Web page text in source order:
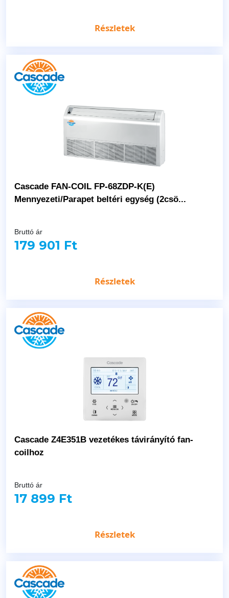
Részletek
Cascade FAN-COIL FP-68ZDP-K(E)
Mennyezeti/Parapet beltéri egység (2csö...
Bruttó ár
179 901 Ft
Részletek
Cascade Z4E351B vezetékes távirányító fan-
coilhoz
Bruttó ár
17 899 Ft
Részletek